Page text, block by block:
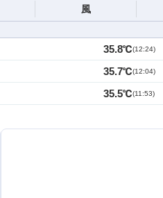
風
35.8℃(12:24)
35.7℃(12:04)
35.5℃(11:53)